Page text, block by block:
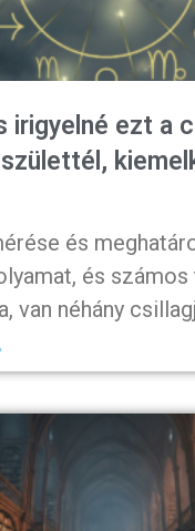
irigyelné ezt a
és
és számos
van néhány